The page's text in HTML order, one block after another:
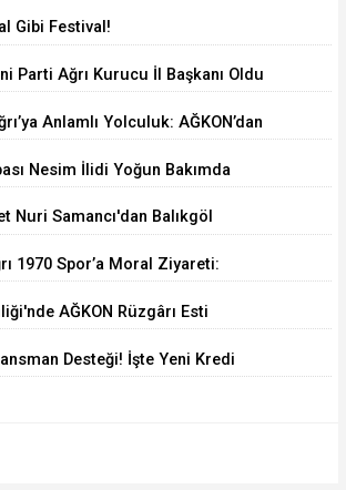
Gibi Festival!
Parti Ağrı Kurucu İl Başkanı Oldu
Anlamlı Yolculuk: AĞKON’dan
Nesim İlidi Yoğun Bakımda
Nuri Samancı'dan Balıkgöl
1970 Spor’a Moral Ziyareti:
AĞKON Rüzgârı Esti
Desteği! İşte Yeni Kredi